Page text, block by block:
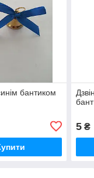
бантиком
5 ₴